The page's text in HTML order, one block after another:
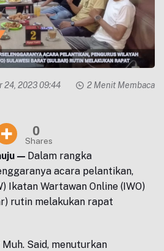
24, 2023 09:44 2 Menit Membaca
0
Shares
— Dalam rangka
acara pelantikan,
Ikatan Wartawan Online (IWO)
rutin melakukan rapat
Said, menuturkan